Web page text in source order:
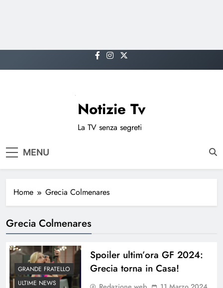
to
Notizie Tv
La TV senza segreti
MENU
Home Grecia Colmenares
Grecia Colmenares
GRANDE FRATELLO
ULTIME NEWS
Spoiler ultim’ora GF 2024:
Grecia torna in Casa!